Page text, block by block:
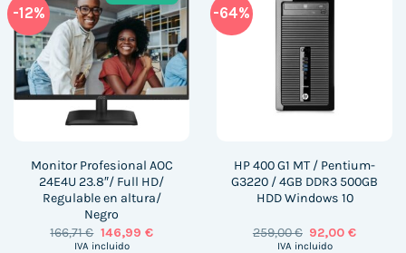
-12%
Monitor Profesional AOC
24E4U 23.8″/ Full HD/
Regulable en altura/
Negro
166,71€ El
precio
146,99 €El
IVA incluido
-64%
HP 400 G1 MT / Pentium-
G3220 / 4GB DDR3 500GB
HDD Windows 10
259,00€ El
precio
92,00€El
IVA incluido